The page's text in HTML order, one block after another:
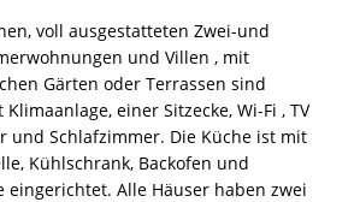
voll ausgestatteten Zwei-und
und Villen , mit
Gärten oder Terrassen sind
einer Sitzecke, Wi-Fi , TV
und Schlafzimmer. Die Küche ist mit
Kühlschrank, Backofen und
eingerichtet. Alle Häuser haben zwei